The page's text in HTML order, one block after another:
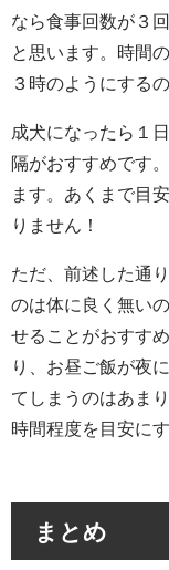
なら食事回数が３
と思います。時間
３時のようにする
成犬になったら１
隔がおすすめです
ます。あくまで目
りません！
ただ、前述した通
のは体に良く無い
せることがおすす
り、お昼ご飯が夜
てしまうのはあま
時間程度を目安に
まとめ